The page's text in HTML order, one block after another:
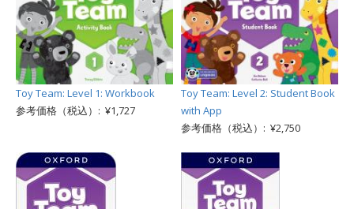
Toy Team: Level 1: Workbook
参考価格（税込）: ¥1,727
Toy Team: Level 2: Student Book
with App
参考価格（税込）: ¥2,750